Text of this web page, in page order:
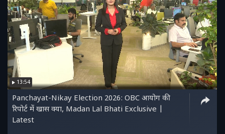
13:54
Panchayat-Nikay Election 2026: OBC आयोग की
रिपोर्ट में खास क्या, Madan Lal Bhati Exclusive |
Latest